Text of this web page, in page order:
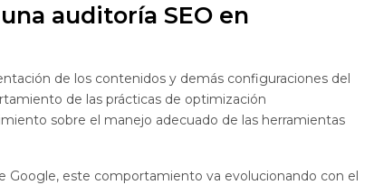
auditoría SEO en
de los contenidos y demás configuraciones del
de las prácticas de optimización
sobre el manejo adecuado de las herramientas
Google, este comportamiento va evolucionando con el